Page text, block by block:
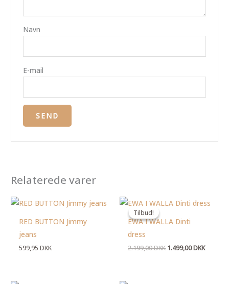
Navn
E-mail
Relaterede varer
RED BUTTON Jimmy
jeans
599,95DKK
Tilbud!
Tilbud!
EWA I WALLA Dinti
dress
2.199,00DKK
Den
oprindelige
var:
1.499,00DKK
Den
aktuelle